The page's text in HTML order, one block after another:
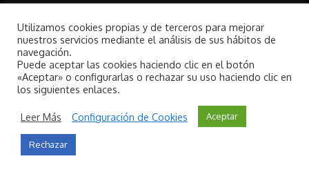
Copyright © 2026Aiim.
Utilizamos cookies propias y de terceros para mejorar
nuestros servicios mediante el análisis de sus hábitos de
navegación.
Puede aceptar las cookies haciendo clic en el botón
«Aceptar» o configurarlas o rechazar su uso haciendo clic en
los siguientes enlaces.
Leer Más Configuración de Cookies Aceptar
Rechazar